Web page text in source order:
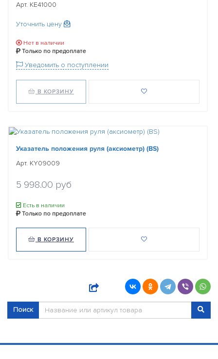
Арт. KE41000
Уточнить цену
Нет в наличии
Только по предоплате
Уведомить о поступлении
В КОРЗИНУ
Указатель положения руля (аксиометр) (BS)
Арт. KY09009
5 998.00 руб
Есть в наличии
Только по предоплате
В КОРЗИНУ
Поиск